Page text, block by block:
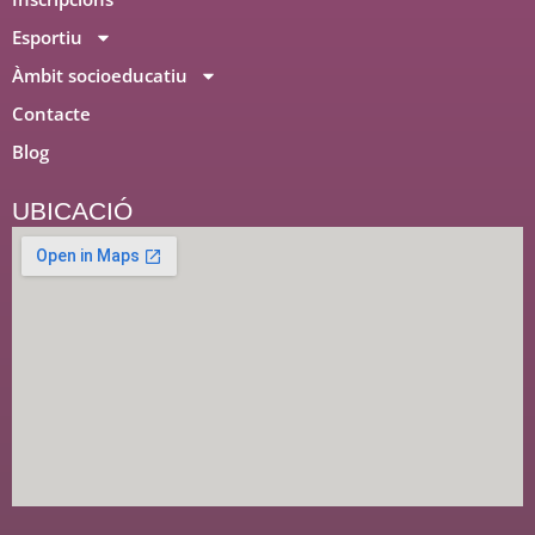
UBICACIÓ
Esportiu
Àmbit socioeducatiu
Contacte
Blog